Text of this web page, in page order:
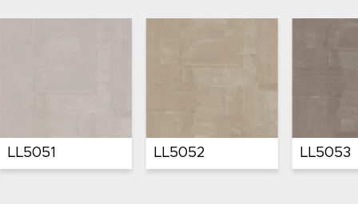
LL5023 LL5024